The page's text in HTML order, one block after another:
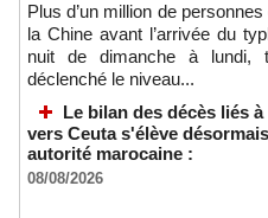
Plus d’un million de
la Chine avant l’arrivée du
nuit de dimanche à lundi,
déclenché le niveau...
Le bilan des décès liés
vers Ceuta s'élève
autorité marocaine :
08/08/2026